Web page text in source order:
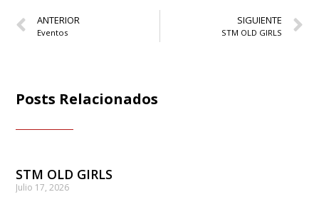
ANTERIOR
Eventos
SIGUIENTE
STM OLD GIRLS
Posts Relacionados
STM OLD GIRLS
Julio 17, 2026